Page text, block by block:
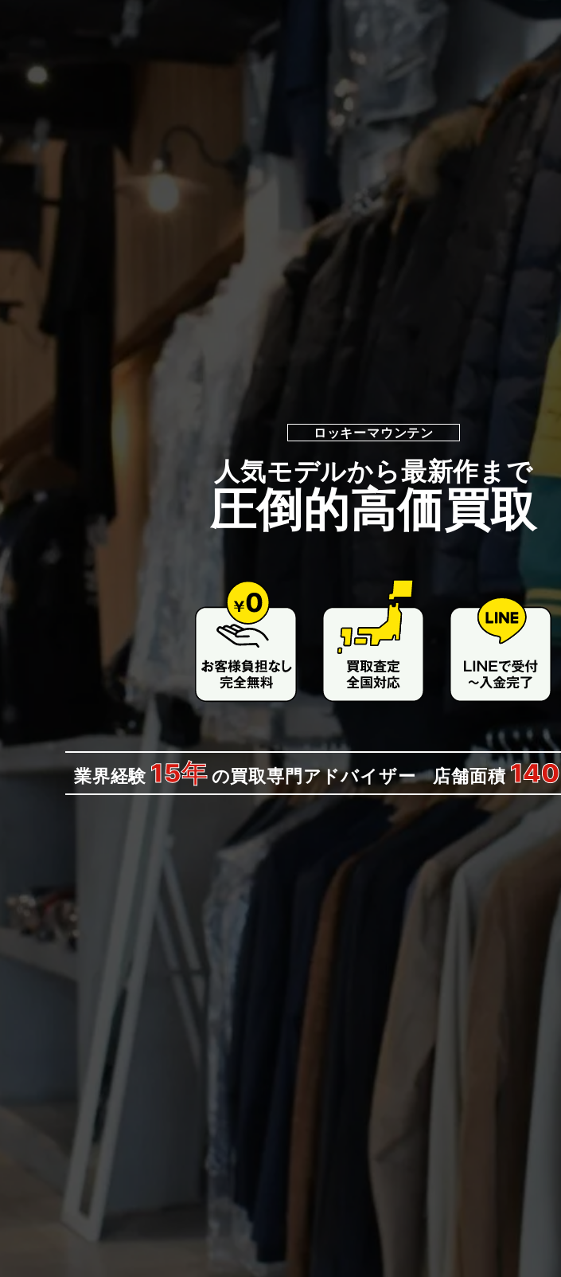
ロッキーマウンテン
人気モデルから最新作まで
圧倒的高価買取
業界経験 15年 の買取専門アドバイザー 店舗面積140